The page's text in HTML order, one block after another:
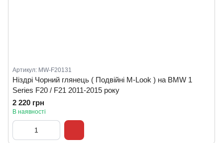
Артикул: MW-F20131
Ніздрі Чорний глянець ( Подвійні M-Look ) на BMW 1
Series F20 / F21 2011-2015 року
2 220 грн
В наявності